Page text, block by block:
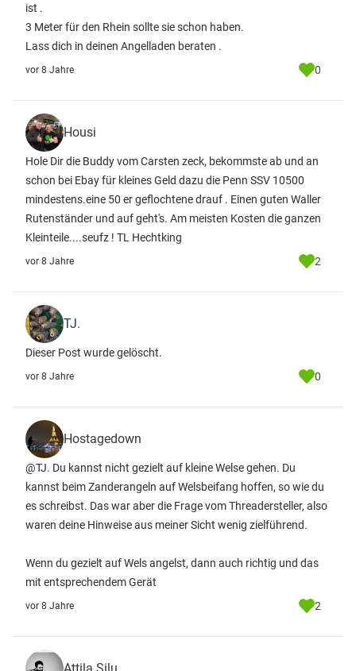
ist .
3 Meter für den Rhein sollte sie schon haben.
Lass dich in deinen Angelladen beraten .
vor 8 Jahre 0
Housi
Hole Dir die Buddy vom Carsten zeck, bekommste ab und an
schon bei Ebay für kleines Geld dazu die Penn SSV 10500
mindestens.eine 50 er geflochtene drauf . Einen guten Waller
Rutenständer und auf geht's. Am meisten Kosten die ganzen
Kleinteile....seufz ! TL Hechtking
vor 8 Jahre 2
TJ.
Dieser Post wurde gelöscht.
vor 8 Jahre 0
Hostagedown
@TJ. Du kannst nicht gezielt auf kleine Welse gehen. Du
kannst beim Zanderangeln auf Welsbeifang hoffen, so wie du
es schreibst. Das war aber die Frage vom Threadersteller, also
waren deine Hinweise aus meiner Sicht wenig zielführend.
Wenn du gezielt auf Wels angelst, dann auch richtig und das
mit entsprechendem Gerät
vor 8 Jahre 2